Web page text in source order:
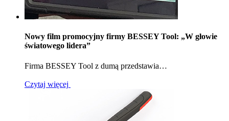
Nowy film promocyjny firmy BESSEY Tool: „W głowie
światowego lidera”
Firma BESSEY Tool z dumą przedstawia…
Czytaj więcej